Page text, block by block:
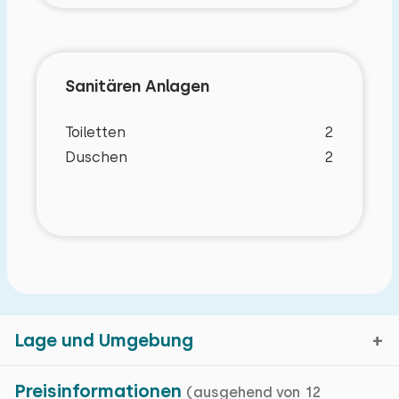
Preisinformationen (ausgehend von 12
Sanitären Anlagen
Toiletten
2
Duschen
2
Lage und Umgebung